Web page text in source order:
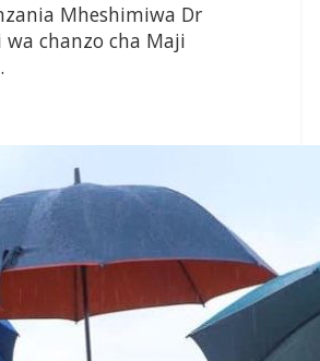
Mheshimiwa Dr
chanzo cha Maji